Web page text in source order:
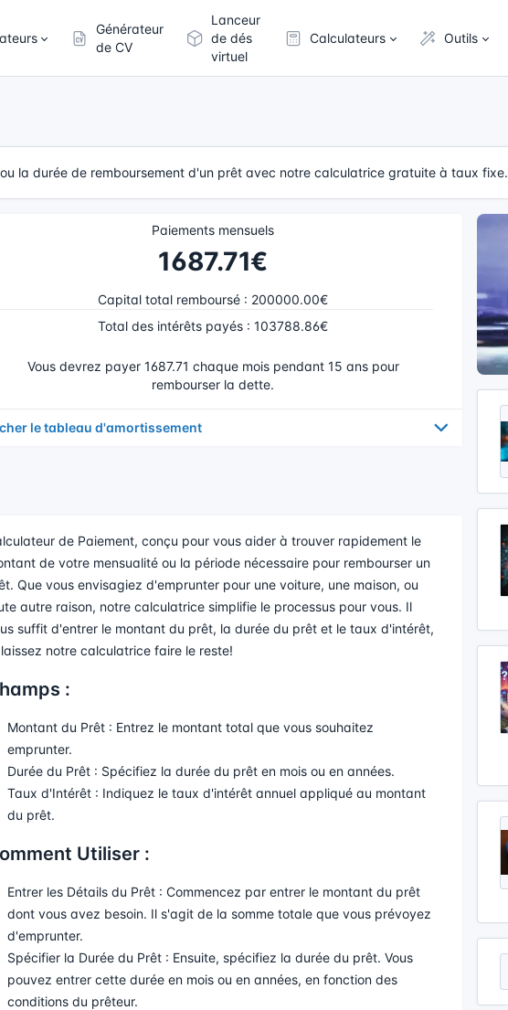
Générateur
de CV
Lanceur
de dés
virtuel
Calculateurs Outils
la durée de remboursement d'un prêt avec notre calculatrice gratuite à taux fixe.
Paiements mensuels
1687.71€
Capital total remboursé : 200000.00€
Total des intérêts payés : 103788.86€
Vous devrez payer 1687.71 chaque mois pendant 15 ans pour
rembourser la dette.
le tableau d'amortissement
de Paiement, conçu pour vous aider à trouver rapidement le
de votre mensualité ou la période nécessaire pour rembourser un
Que vous envisagiez d'emprunter pour une voiture, une maison, ou
autre raison, notre calculatrice simplifie le processus pour vous. Il
suffit d'entrer le montant du prêt, la durée du prêt et le taux d'intérêt,
notre calculatrice faire le reste!
:
Montant du Prêt : Entrez le montant total que vous souhaitez
emprunter.
Durée du Prêt : Spécifiez la durée du prêt en mois ou en années.
Taux d'Intérêt : Indiquez le taux d'intérêt annuel appliqué au montant
du prêt.
Utiliser :
Entrer les Détails du Prêt : Commencez par entrer le montant du prêt
dont vous avez besoin. Il s'agit de la somme totale que vous prévoyez
d'emprunter.
Spécifier la Durée du Prêt : Ensuite, spécifiez la durée du prêt. Vous
pouvez entrer cette durée en mois ou en années, en fonction des
conditions du prêteur.